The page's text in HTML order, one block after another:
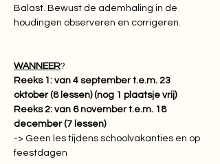
Balast. Bewust de ademhaling in de
houdingen observeren en corrigeren.
WANNEER
Reeks 1: van 4 september t.e.m. 23
oktober (8 lessen) (nog 1 plaatsje vrij)
Reeks 2: van 6 november t.e.m. 18
december (7 lessen)
-> Geen les tijdens schoolvakanties en op
feestdagen